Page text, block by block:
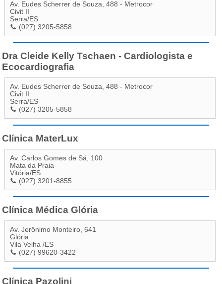
Av. Eudes Scherrer de Souza, 488 - Metrocor
Civit II
Serra/ES
(027) 3205-5858
Dra Cleide Kelly Tschaen - Cardiologista e
Ecocardiografia
Av. Eudes Scherrer de Souza, 488 - Metrocor
Civit II
Serra/ES
(027) 3205-5858
Clínica MaterLux
Av. Carlos Gomes de Sá, 100
Mata da Praia
Vitória/ES
(027) 3201-8855
Clínica Médica Glória
Av. Jerônimo Monteiro, 641
Glória
Vila Velha /ES
(027) 99620-3422
Clínica Pazolini